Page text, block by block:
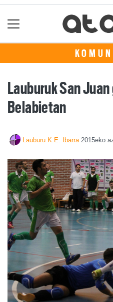
Lauburuk San
Belabietan
Lauburu K.E. Ibarra 2015eko